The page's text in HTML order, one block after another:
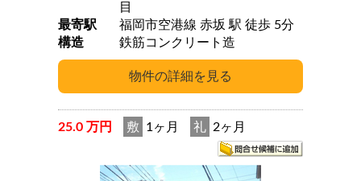
目
最寄駅
福岡市空港線 赤坂 駅 徒歩 5分
構造
鉄筋コンクリート造
25.0 万円 敷 1ヶ月 礼 2ヶ月